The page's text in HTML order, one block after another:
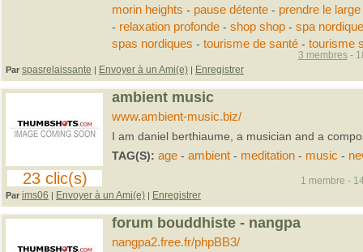
morin heights - pause détente- prendre le large
- relaxation profonde- shop shop- spa nordique
spas nordiques - tourisme de santé- tourisme
Par spasrelaissante | Envoyer à un Ami(e) | Enregistrer
3 membres-
23 clic(s)
ambient music
www.ambient-music.biz/
I am daniel berthiaume, a musician and a
TAG(S): age - ambient- meditation- music -
Par ims06 | Envoyer à un Ami(e) | Enregistrer
1 membre -
forum bouddhiste - nangpa
nangpa2.free.fr/phpBB3/